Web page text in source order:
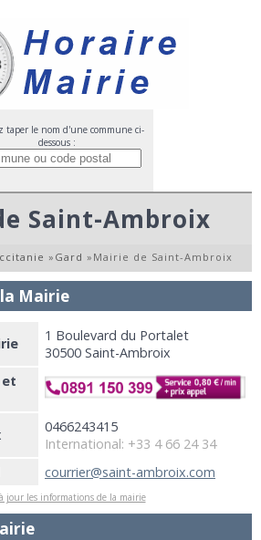
taper le nom d'une commune ci-
dessous :
Saint-Ambroix
» Gard » Mairie de Saint-Ambroix
Mairie
1 Boulevard du Portalet
30500 Saint-Ambroix
et
0466243415
International: +33 4 66 24 34
courrier@saint-ambroix.com
jour les informations de la mairie